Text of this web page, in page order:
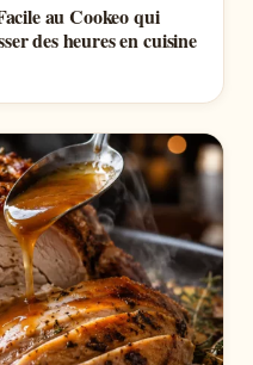
au Cookeo qui
des heures en cuisine